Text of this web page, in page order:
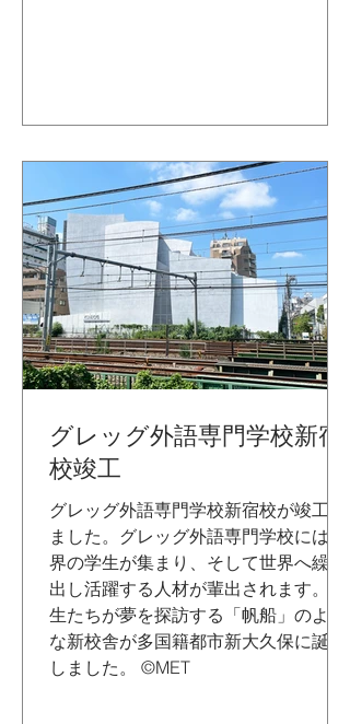
グレッグ外語専門学校新宿
校竣工
グレッグ外語専門学校新宿校が竣工し
ました。グレッグ外語専門学校には世
界の学生が集まり、そして世界へ繰り
出し活躍する人材が輩出されます。学
生たちが夢を探訪する「帆船」のよう
な新校舎が多国籍都市新大久保に誕生
しました。 ©MET